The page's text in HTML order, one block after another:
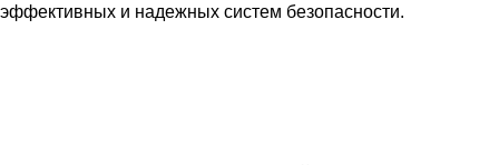
эффективных и надежных систем безопасности.